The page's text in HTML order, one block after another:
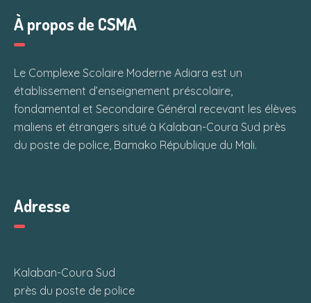
À propos de CSMA
Le Complexe Scolaire Moderne Adiara est un
établissement d’enseignement préscolaire,
fondamental et Secondaire Général recevant les élèves
maliens et étrangers situé à Kalaban-Coura Sud près
du poste de police, Bamako République du Mali.
Adresse
Kalaban-Coura Sud
près du poste de police